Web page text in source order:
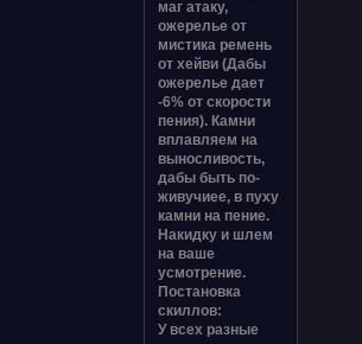
маг атаку,
ожерелье от
мистика ремень
от хейви (Дабы
ожерелье дает
-6% от скорости
пения). Камни
вплавляем на
выносливость,
дабы быть по-
живучиее, в пуху
камни на пение.
Накидку и шлем
на ваше
усмотрение.
Постановка
скиллов:
У всех разные